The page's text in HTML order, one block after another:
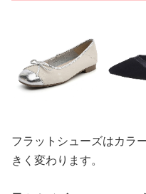
フラットシューズはカラ
きく変わります。